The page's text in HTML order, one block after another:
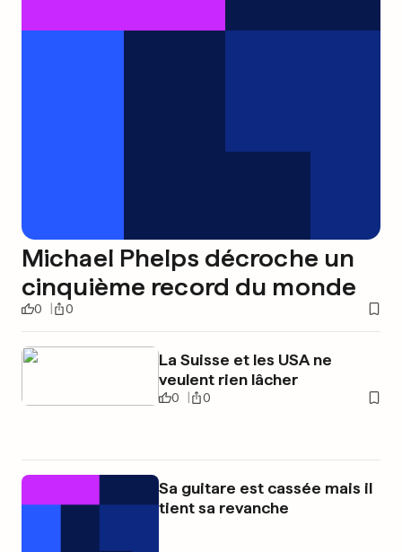
Michael Phelps décroche un
cinquième record du monde
0 0
La Suisse et les USA ne
veulent rien lâcher
0 0
Sa guitare est cassée mais il
tient sa revanche